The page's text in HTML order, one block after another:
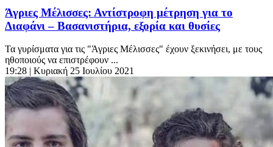
Άγριες Μέλισσες: Αντίστροφη μέτρηση για το
Διαφάνι – Βασανιστήρια, εξορία και θυσίες
Τα γυρίσματα για τις "Άγριες Μέλισσες" έχουν ξεκινήσει, με τους
ηθοποιούς να επιστρέφουν ...
19:28 | Κυριακή 25 Ιουλίου 2021